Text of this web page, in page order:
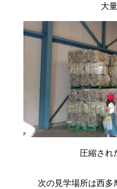
大
圧縮され
次の見学場所は西多